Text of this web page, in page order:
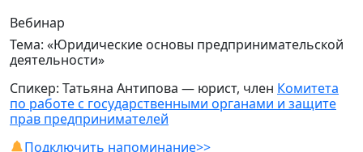
Вебинар
Тема: «Юридические основы предпринимательской
деятельности»
Спикер: Татьяна Антипова — юрист, член Комитета
по работе с государственными органами и защите
прав предпринимателей
Подключить напоминание>>